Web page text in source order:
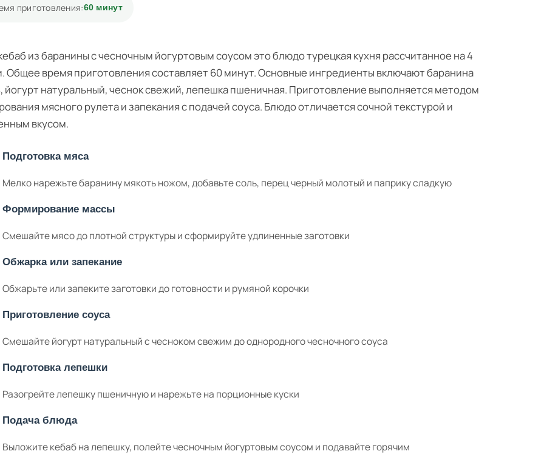
приготовления:60 минут
из баранины с чесночным йогуртовым соусом это блюдо турецкая кухня рассчитанное на 4
Общее время приготовления составляет 60 минут. Основные ингредиенты включают баранина
йогурт натуральный, чеснок свежий, лепешка пшеничная. Приготовление выполняется методом
мясного рулета и запекания с подачей соуса. Блюдо отличается сочной текстурой и
вкусом.
Подготовка мяса
Мелко нарежьте баранину мякоть ножом, добавьте соль, перец черный молотый и паприку сладкую
Формирование массы
Смешайте мясо до плотной структуры и сформируйте удлиненные заготовки
Обжарка или запекание
Обжарьте или запеките заготовки до готовности и румяной корочки
Приготовление соуса
Смешайте йогурт натуральный с чесноком свежим до однородного чесночного соуса
Подготовка лепешки
Разогрейте лепешку пшеничную и нарежьте на порционные куски
Подача блюда
Выложите кебаб на лепешку, полейте чесночным йогуртовым соусом и подавайте горячим